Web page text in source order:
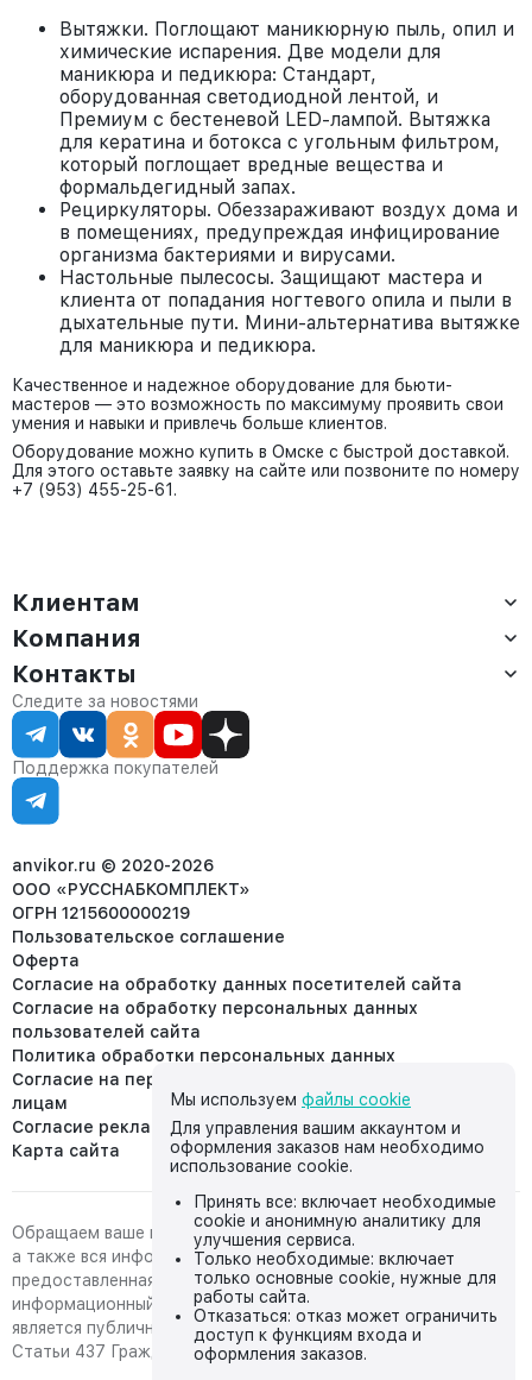
Вытяжки. Поглощают маникюрную пыль, опил и
химические испарения. Две модели для
маникюра и педикюра: Стандарт,
оборудованная светодиодной лентой, и
Премиум с бестеневой LED-лампой. Вытяжка
для кератина и ботокса с угольным фильтром,
который поглощает вредные вещества и
формальдегидный запах.
Рециркуляторы. Обеззараживают воздух дома и
в помещениях, предупреждая инфицирование
организма бактериями и вирусами.
Настольные пылесосы. Защищают мастера и
клиента от попадания ногтевого опила и пыли в
дыхательные пути. Мини-альтернатива вытяжке
для маникюра и педикюра.
Качественное и надежное оборудование для бьюти-
мастеров — это возможность по максимуму проявить свои
умения и навыки и привлечь больше клиентов.
Оборудование можно купить в Омске с быстрой доставкой.
Для этого оставьте заявку на сайте или позвоните по номеру
+7 (953) 455-25-61.
Клиентам
Доставка
Оплата
Сервис
Статус заказа
Статьи
Компания
О компании
Контакты
Партнёрам
Контакты
Отдел продаж:
8 (800) 234-22-62
corp@anvikor.ru
Ежедневно, с 7:00-19:00 (МСК)
Отдел рекламации:
8 (953) 455-25-61
Следите за новостями
Поддержка покупателей
anvikor.ru © 2020-2026
ООО «РУССНАБКОМПЛЕКТ»
ОГРН 1215600000219
Пользовательское соглашение
Оферта
Согласие на обработку данных посетителей сайта
Согласие на обработку персональных данных
пользователей сайта
Политика обработки персональных данных
Согласие на передачу персональных данных третьим
лицам
Согласие реклама
Карта сайта
Обращаем ваше внимание на то, что данный интернет-сайт,
а также вся информация о товарах и ценах,
предоставленная на нём, носит исключительно
информационный характер и ни при каких условиях не
является публичной офертой, определяемой положениями
Статьи 437 Гражданского кодекса Российской Федерации.
Мы используем файлы cookie
Для управления вашим аккаунтом и
оформления заказов нам необходимо
использование cookie.
Принять все: включает необходимые
cookie и анонимную аналитику для
улучшения сервиса.
Только необходимые: включает
только основные cookie, нужные для
работы сайта.
Отказаться: отказ может ограничить
доступ к функциям входа и
оформления заказов.